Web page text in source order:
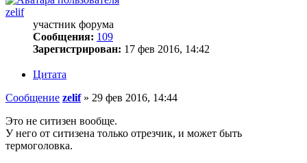
zelif
участник форума
Сообщения: 109
Зарегистрирован: 17 фев 2016, 14:42
Цитата
Сообщение zelif» 29 фев 2016, 14:44
Это не ситизен вообще.
У него от ситизена только отрезчик, и может быть
термоголовка.